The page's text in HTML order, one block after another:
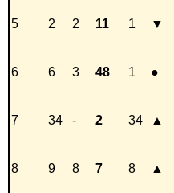
5 2 2 11 1 ▼
6 6 3 48 1 ●
7 34 - 2 34 ▲
8 9 8 7 8 ▲